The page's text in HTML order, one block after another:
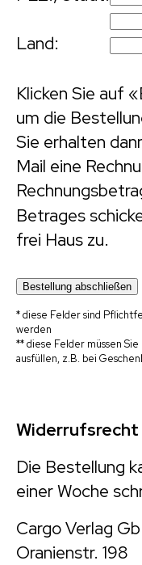
Land:
Klicken Sie auf
um die
Sie erhalten
Mail eine
Betrages
frei Haus zu.
* diese Felder sind
werden
** diese Felder müssen
ausfüllen, z.B. bei
Widerrufsrecht
Die Bestellung
einer Woche
Cargo Verlag
Oranienstr. 198